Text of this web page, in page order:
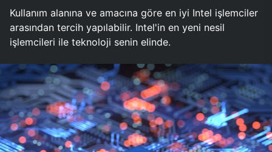
Kullanım alanına ve amacına göre en iyi Intel işlemciler
arasından tercih yapılabilir. Intel'in en yeni nesil
işlemcileri ile teknoloji senin elinde.